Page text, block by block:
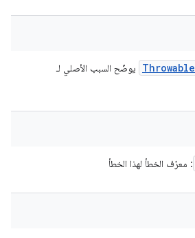
Throwable
يوضّح السبب الأصلي لـ
: معرّف الخطأ لهذا الخطأ